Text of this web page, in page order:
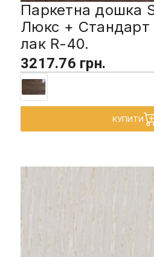
Паркетна дошка
Люкс + Стандарт
лак R-40.
3217.76 грн.
КУПИТИ